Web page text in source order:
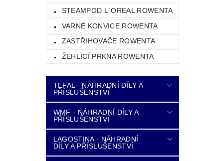
STEAMPOD L´OREAL ROWENTA
VARNÉ KONVICE ROWENTA
ZASTŘIHOVAČE ROWENTA
ŽEHLICÍ PRKNA ROWENTA
TEFAL - NÁHRADNÍ DÍLY A
PŘÍSLUŠENSTVÍ
WMF - NÁHRADNÍ DÍLY A
PŘÍSLUŠENSTVÍ
LAGOSTINA - NÁHRADNÍ
DÍLY A PŘÍSLUŠENSTVÍ